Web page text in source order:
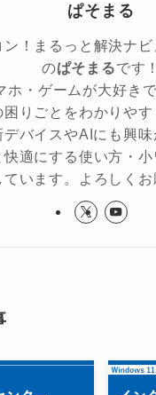
ぱそまる
ン！まるっと解決ナ
のぱそまるです！
ホ・ゲームが大好き
困りごとをわかりやす
デバイスやAIにも興
快適にする使い方・
います。よろしくお